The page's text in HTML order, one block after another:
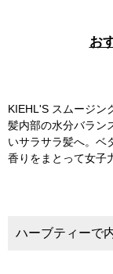
お
KIEHL'S スムージン
髪内部の水分バラン
いサラサラ髪へ。ベ
香りをまとって女子
ハーブティーで